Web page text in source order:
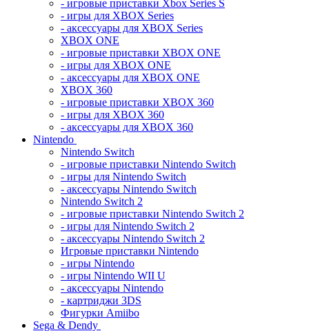
- игровые приставки Xbox Series S
- игры для XBOX Series
- аксессуары для XBOX Series
XBOX ONE
- игровые приставки XBOX ONE
- игры для XBOX ONE
- аксессуары для XBOX ONE
XBOX 360
- игровые приставки XBOX 360
- игры для XBOX 360
- аксессуары для XBOX 360
Nintendo
Nintendo Switch
- игровые приставки Nintendo Switch
- игры для Nintendo Switch
- аксессуары Nintendo Switch
Nintendo Switch 2
- игровые приставки Nintendo Switch 2
- игры для Nintendo Switch 2
- аксессуары Nintendo Switch 2
Игровые приставки Nintendo
- игры Nintendo
- игры Nintendo WII U
- аксессуары Nintendo
- картриджи 3DS
Фигурки Amiibo
Sega & Dendy